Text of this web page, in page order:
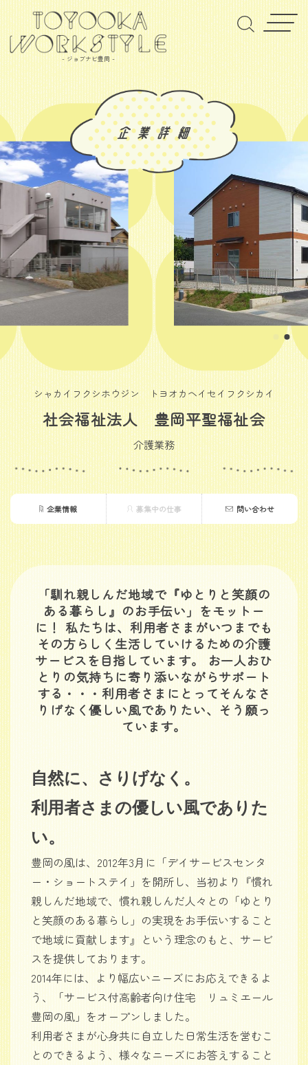
- ジョブナビ豊岡 -
シャカイフクシホウジン トヨオカヘイセイフクシカイ
社会福祉法人 豊岡平聖福祉会
介護業務
企業情報 募集中の仕事 問い合わせ
「馴れ親しんだ地域で『ゆとりと笑顔の
ある暮らし』のお手伝い」をモットー
に！ 私たちは、利用者さまがいつまでも
その方らしく生活していけるための介護
サービスを目指しています。 お一人おひ
とりの気持ちに寄り添いながらサポート
する・・・利用者さまにとってそんなさ
りげなく優しい風でありたい、そう願っ
ています。
自然に、さりげなく。
利用者さまの優しい風でありた
い。
豊岡の風は、2012年3月に「デイサービスセンタ
ー・ショートステイ」を開所し、当初より『慣れ
親しんだ地域で、慣れ親しんだ人々との「ゆとり
と笑顔のある暮らし」の実現をお手伝いすること
で地域に貢献します』という理念のもと、サービ
スを提供しております。
2014年には、より幅広いニーズにお応えできるよ
う、「サービス付高齢者向け住宅 リュミエール
豊岡の風」をオープンしました。
利用者さまが心身共に自立した日常生活を営むこ
とのできるよう、様々なニーズにお答えすること